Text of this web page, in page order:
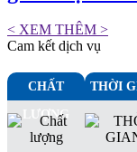
< XEM THÊM >
Cam kết dịch vụ
CHẤT
LƯỢNG
THỜI